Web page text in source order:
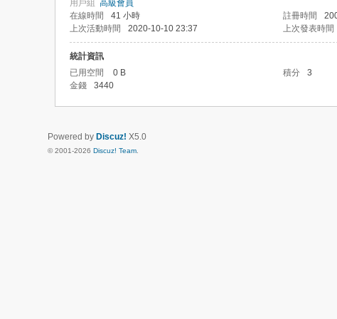
用戶組 高級會員
在線時間
41 小時 註冊時間
上次活動時間
2020-10-10 23:37 上次發表時間
統計資訊
已用空間
0 B 積分 3
金錢
3440
Powered by Discuz! X5.0
© 2001-2026 Discuz! Team